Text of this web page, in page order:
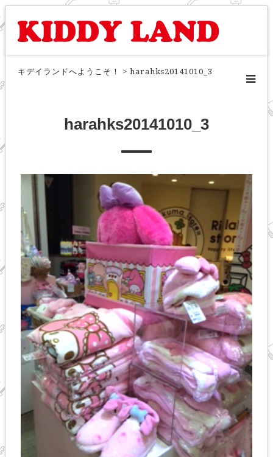
キデイランドへようこそ！ > harahks20141010_3
harahks20141010_3